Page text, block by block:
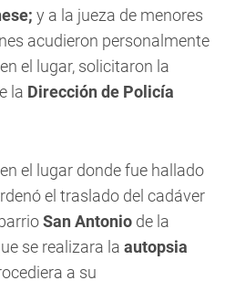
y a la jueza de menores
acudieron personalmente
el lugar, solicitaron la
la Dirección de Policía
el lugar donde fue hallado
el traslado del cadáver
San Antonio de la
se realizara la autopsia
a su